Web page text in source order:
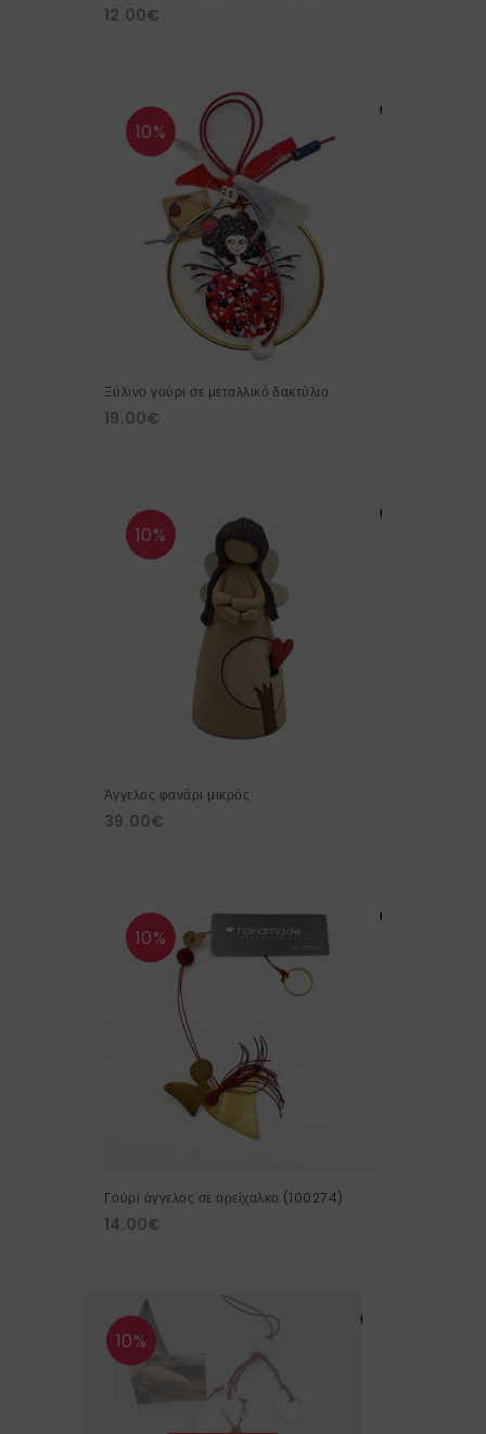
12.00€
10%
Ξύλινο γούρι σε μεταλλικό δακτύλιο
19.00€
10%
Άγγελος φανάρι μικρός
39.00€
10%
Γούρι άγγελος σε ορείχαλκο (100274)
14.00€
10%